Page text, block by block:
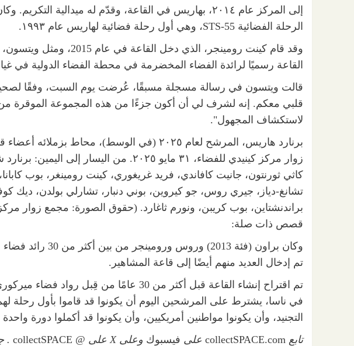
إلى المركز عام ٢٠١٤، بهاريس في القاعة، وقدّم له ميدالية
الرحلة الفضائية STS-55، وهي أول رحلة فضائية لهاريس عام ١٩٩٣.
وقد قام كينت رومينجر، الذي
القاعة رسميًا لرائدة الفضاء المخضرمة في محطة الفضاء الدولية في
قالت ويتسون في رسالة مسجلة مسبقًا، عُرضت يوم السبت، وفقًا لصحيفة
قلبي معكم. إنه لشرف لي أن أكون جزءًا من هذه المجموعة الموقرة من
لاستكشاف المجهول".
برنارد هاريس، المرشح لعام ٢٠٢٥ (في الوسط)،
زوار مركز كينيدي للفضاء، ٣١ مايو ٢٠٢٥. من
كاثي ثورنتون، جانيت كافاندي، فريد غريغوري، كينت رومينغر، بوب
تشانغ-دياز، جيري روس، جو كيروين، بوني دنبار، تشارلي بولدن، ديك
براندنشتاين، بوب كريبن، ونورم ثاغارد. (حقوق الصورة: مجمع زوار مركز
قصص ذات صلة:
وكان براون (فئة
تم إدخال العديد منهم أيضًا إلى قاعة المشاهير.
التجنيد، وأن يكونوا مواطنين أمريكيين، وأن يكونوا قد أكملوا دورة
تابع
على فيسبوك وعلى X على @